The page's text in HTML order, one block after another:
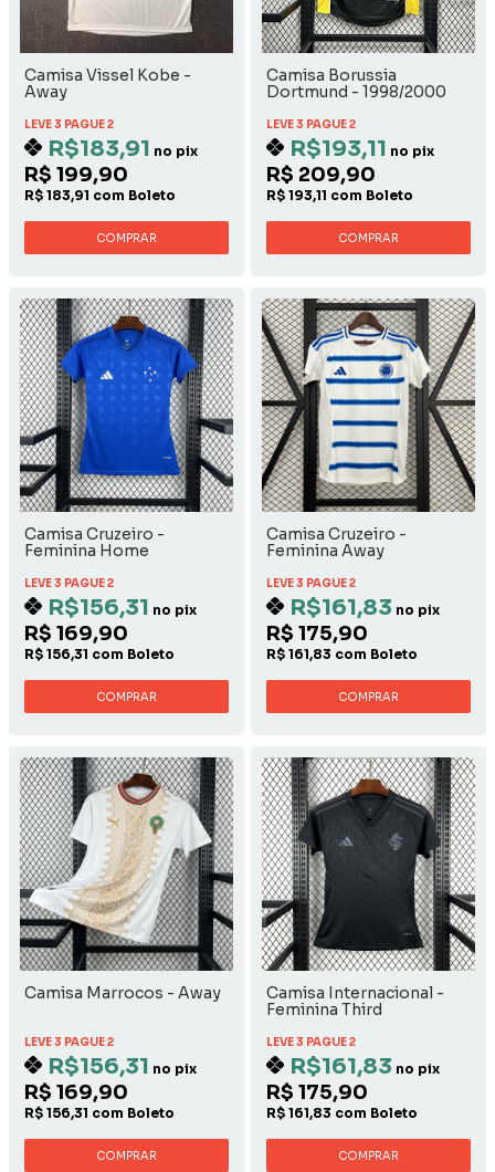
Camisa Vissel Kobe -
Away
LEVE 3 PAGUE 2
R$183,91 no pix
R$ 199,90
R$ 183,91 com Boleto
COMPRAR
Camisa Borussia
Dortmund - 1998/2000
LEVE 3 PAGUE 2
R$193,11 no pix
R$ 209,90
R$ 193,11 com Boleto
COMPRAR
Camisa Cruzeiro -
Feminina Home
LEVE 3 PAGUE 2
R$156,31 no pix
R$ 169,90
R$ 156,31 com Boleto
COMPRAR
Camisa Cruzeiro -
Feminina Away
LEVE 3 PAGUE 2
R$161,83 no pix
R$ 175,90
R$ 161,83 com Boleto
COMPRAR
Camisa Marrocos - Away
LEVE 3 PAGUE 2
R$156,31 no pix
R$ 169,90
R$ 156,31 com Boleto
COMPRAR
Camisa Internacional -
Feminina Third
LEVE 3 PAGUE 2
R$161,83 no pix
R$ 175,90
R$ 161,83 com Boleto
COMPRAR